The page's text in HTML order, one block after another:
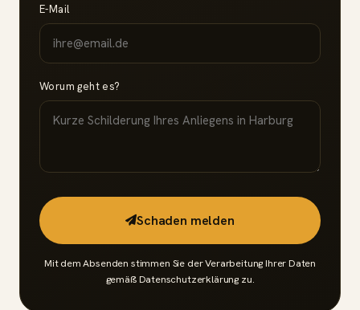
E-Mail
Worum geht es?
Schaden melden
Mit dem Absenden stimmen Sie der Verarbeitung Ihrer Daten
gemäßDatenschutzerklärung zu.